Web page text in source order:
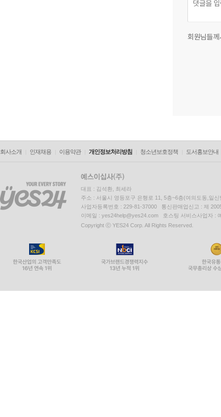
회원님들
회사소개 인재채용 이용약관 개인정보처리방침 청소년보호정책 도서홍보안내
대표 : 김석환, 최세라
주소 : 서울시 영등포구 은행로 11, 5층~6층(여의도동,일신
사업자등록번호 : 229-81-37000 통신판매업신고 : 제
이메일 : yes24help@yes24.com 호스팅 서비스사업자 :
Copyright ⓒ YES24 Corp. All Rights Reserved.